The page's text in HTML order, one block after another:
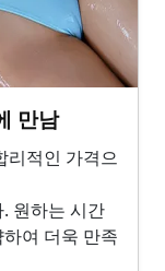
만남
리적인 가격으
원하는 시간
여 더욱 만족